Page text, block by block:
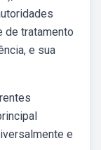
de tratamento
e sua
e